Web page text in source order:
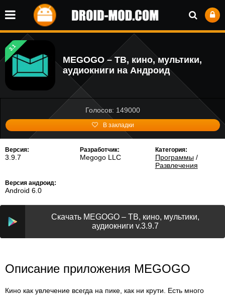
3.1
MEGOGO – ТВ, кино, мультики,
аудиокниги на Андроид
Голосов: 149000
В закладки
Версия:
3.9.7
Разработчик:
Megogo LLC
Категория:
Программы/
Развлечения
Версия андроид:
Android 6.0
Скачать MEGOGO – ТВ, кино, мультики,
аудиокниги v.3.9.7
Описание приложения MEGOGO
Кино как увлечение всегда на пике, как ни крути. Есть много